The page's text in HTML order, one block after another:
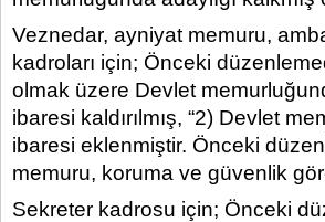
Veznedar, ayniyat memuru,
kadroları için; Önceki
olmak üzere Devlet
ibaresi kaldırılmış, “2) Devlet
ibaresi eklenmiştir. Önceki
memuru, koruma ve güvenlik
Sekreter kadrosu için; Önceki